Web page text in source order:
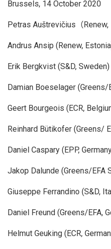
Brussels, 14 October 2020
Petras Auštrevičius（Renew,
Andrus Ansip (Renew,
Erik Bergkvist (S&D, Sweden)
Damian Boeselager (Greens/
Geert Bourgeois (ECR,
Reinhard Bütikofer (Greens/
Daniel Caspary (EPP,
Jakop Dalunde (Greens/EFA
Giuseppe Ferrandino (S&D,
Daniel Freund (Greens/EFA,
Helmut Geuking (ECR,